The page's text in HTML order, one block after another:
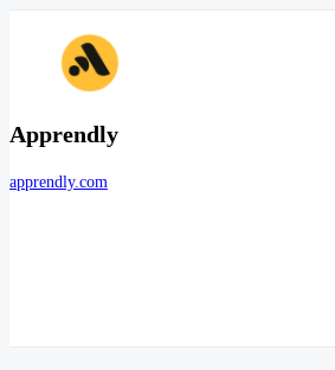
Apprendly
apprendly.com